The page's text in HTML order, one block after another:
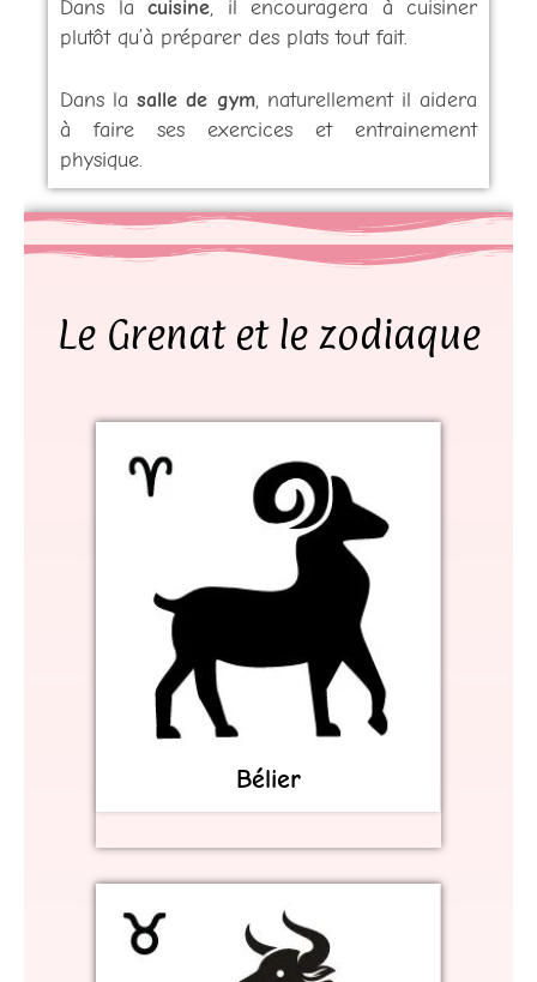
Dans la cuisine, il encouragera à cuisiner
plutôt qu’à préparer des plats tout fait.
Dans lasalle de gym, naturellement il aidera
à faire ses exercices et entrainement
physique.
Le Grenat et le zodiaque
Bélier